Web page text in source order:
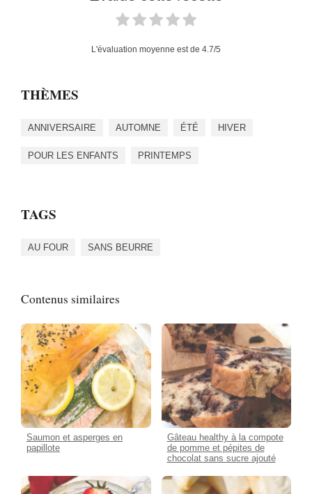
L'évaluation moyenne est de 4.7/5
THÈMES
ANNIVERSAIRE AUTOMNE ÉTÉ HIVER
POUR LES ENFANTS PRINTEMPS
TAGS
AU FOUR SANS BEURRE
Contenus similaires
Saumon et asperges en
papillote
Gâteau healthy à la compote
de pomme et pépites de
chocolat sans sucre ajouté